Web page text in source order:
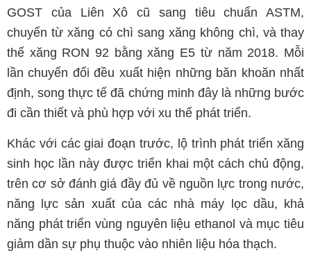
GOST của Liên Xô cũ sang tiêu chuẩn ASTM,
chuyển từ xăng có chì sang xăng không chì, và thay
thế xăng RON 92 bằng xăng E5 từ năm 2018. Mỗi
lần chuyển đổi đều xuất hiện những băn khoăn nhất
định, song thực tế đã chứng minh đây là những bước
đi cần thiết và phù hợp với xu thế phát triển.
Khác với các giai đoạn trước, lộ trình phát triển xăng
sinh học lần này được triển khai một cách chủ động,
trên cơ sở đánh giá đầy đủ về nguồn lực trong nước,
năng lực sản xuất của các nhà máy lọc dầu, khả
năng phát triển vùng nguyên liệu ethanol và mục tiêu
giảm dần sự phụ thuộc vào nhiên liệu hóa thạch.